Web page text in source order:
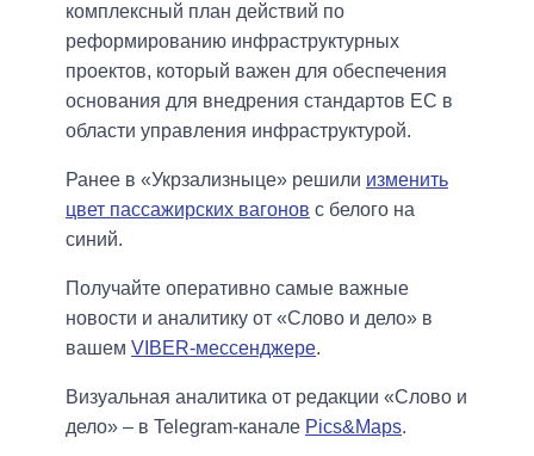
комплексный план действий по
реформированию инфраструктурных
проектов, который важен для обеспечения
основания для внедрения стандартов ЕС в
области управления инфраструктурой.
Ранее в «Укрзализныце» решили изменить
цвет пассажирских вагонов с белого на
синий.
Получайте оперативно самые важные
новости и аналитику от «Слово и дело» в
вашем VIBER-мессенджере.
Визуальная аналитика от редакции «Слово и
дело» – в Telegram-канале Pics&Maps.